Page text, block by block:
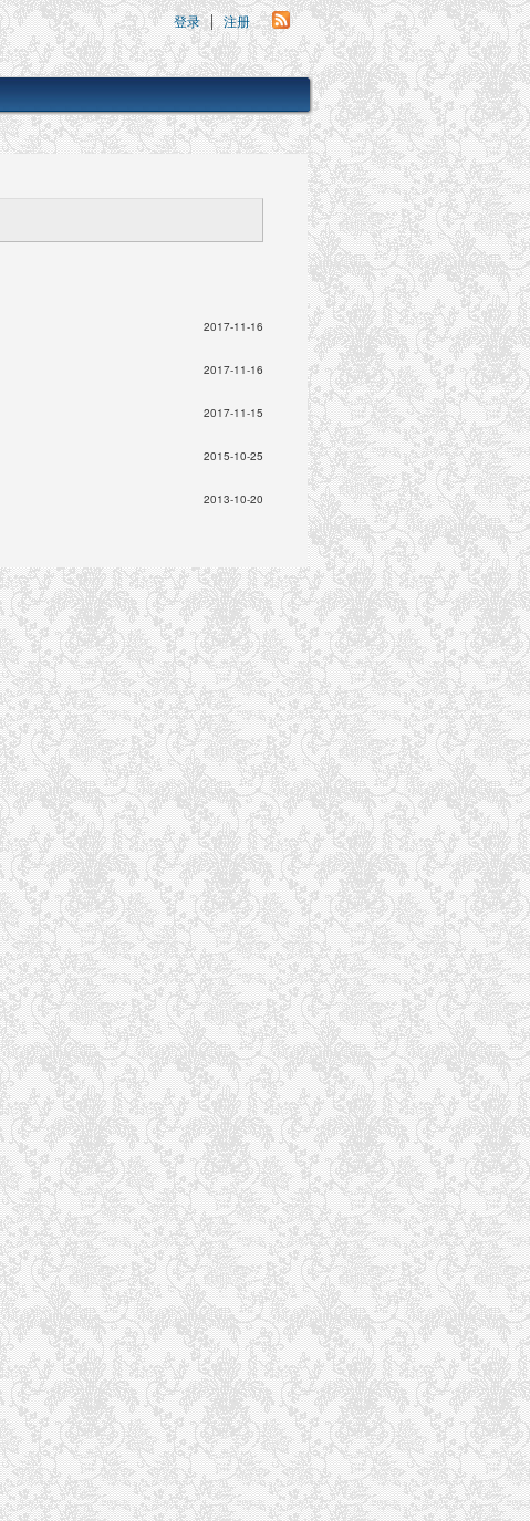
登录 注册
2017-11-16
2017-11-16
2017-11-15
2015-10-25
2013-10-20